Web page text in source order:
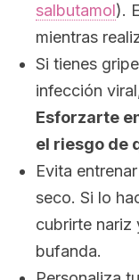
salbutamol).
mientras
Si tienes
infección
Esforzarte
el riesgo de
Evita
seco. Si lo
cubrirte nariz
bufanda.